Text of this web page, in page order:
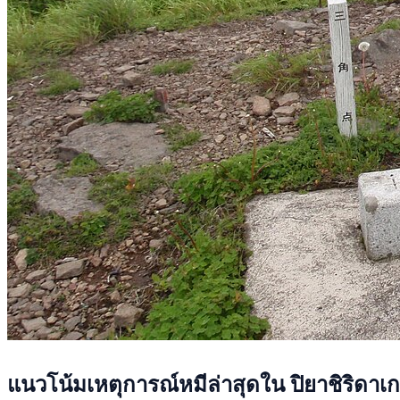
แนวโน้มเหตุการณ์หมีล่าสุดใน ปิยาชิริดาเ